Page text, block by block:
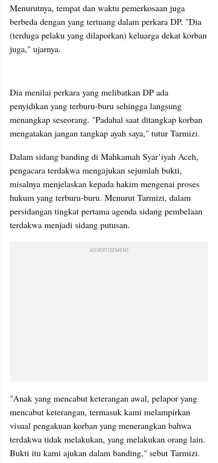
Menurutnya, tempat dan waktu pemerkosaan juga
berbeda dengan yang tertuang dalam perkara DP. "Dia
(terduga pelaku yang dilaporkan) keluarga dekat korban
juga," ujarnya.
Dia menilai perkara yang melibatkan DP ada
penyidikan yang terburu-buru sehingga langsung
menangkap seseorang. "Padahal saat ditangkap korban
mengatakan jangan tangkap ayah saya," tutur Tarmizi.
Dalam sidang banding di Mahkamah Syar’iyah Aceh,
pengacara terdakwa mengajukan sejumlah bukti,
misalnya menjelaskan kepada hakim mengenai proses
hukum yang terburu-buru. Menurut Tarmizi, dalam
persidangan tingkat pertama agenda sidang pembelaan
terdakwa menjadi sidang putusan.
ADVERTISEMENT
"Anak yang mencabut keterangan awal, pelapor yang
mencabut keterangan, termasuk kami melampirkan
visual pengakuan korban yang menerangkan bahwa
terdakwa tidak melakukan, yang melakukan orang lain.
Bukti itu kami ajukan dalam banding," sebut Tarmizi.